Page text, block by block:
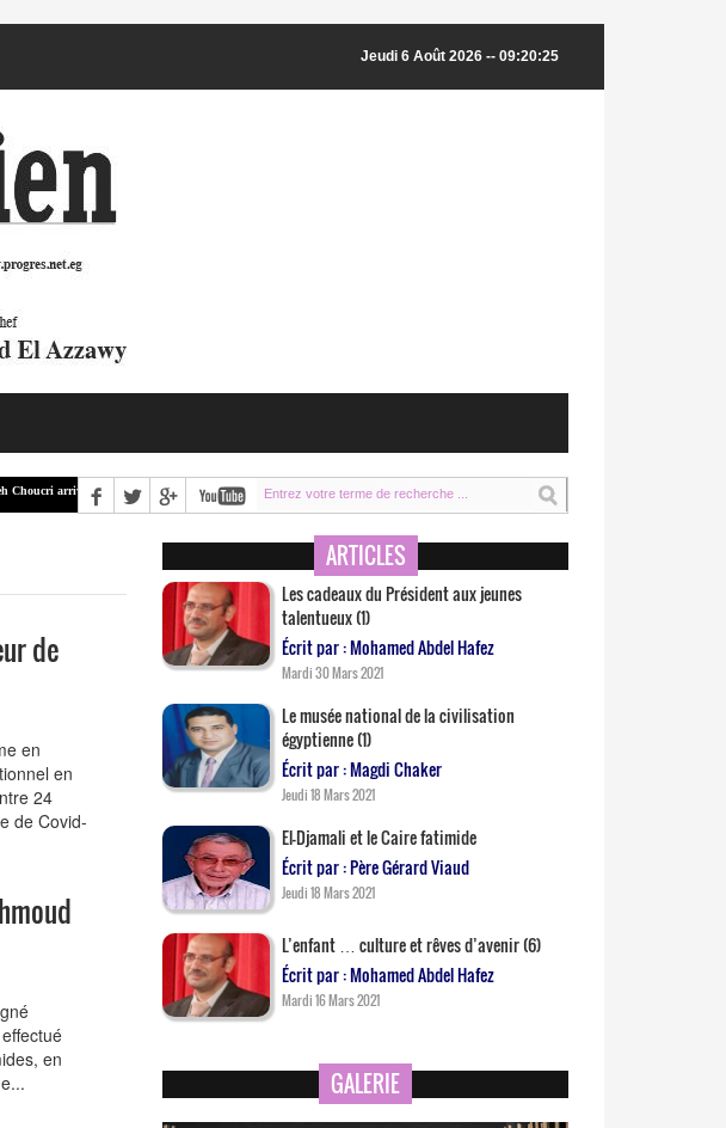
Jeudi 6 Août 2026 -- 09:20:26
arrive à Beyrouth LEA : Aboul Gheit et le ministre finlandais des AE examinent la situation dans la région arabe
de
en
en
24
de Covid-
en
ARTICLES
Les cadeaux du Président aux jeunes
talentueux (1)
Écrit par : Mohamed Abdel Hafez
Mardi 30 Mars 2021
Le musée national de la civilisation
égyptienne (1)
Écrit par : Magdi Chaker
Jeudi 18 Mars 2021
El-Djamali et le Caire fatimide
Écrit par : Père Gérard Viaud
Jeudi 18 Mars 2021
L’enfant … culture et rêves d’avenir (6)
Écrit par : Mohamed Abdel Hafez
Mardi 16 Mars 2021
GALERIE